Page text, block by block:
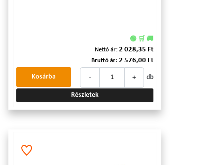
🟢 🛒 🚚
Nettó ár: 2 028,35 Ft
Bruttó ár: 2 576,00 Ft
- + db
Kosárba
Részletek